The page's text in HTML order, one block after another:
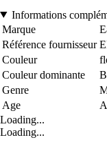
Informations
Marque
Référence fournisseur
Couleur
Couleur dominante
Genre
Age
Loading...
Loading...